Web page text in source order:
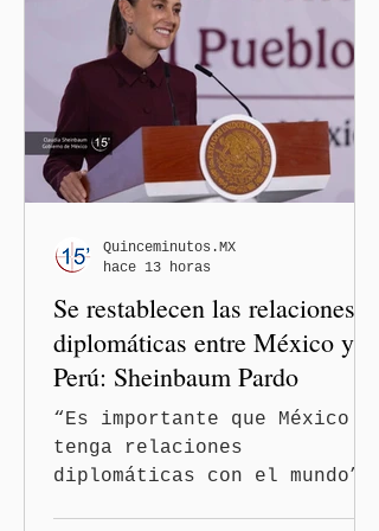
Se restablecen las relaciones
diplomáticas entre México y
Perú: Sheinbaum Pardo
“Es importante que México
tenga relaciones
diplomáticas con el mundo”,
Quinceminutos.MX
hace 13 horas